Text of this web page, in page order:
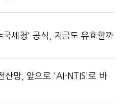
국세청' 공식, 지금도 유효할까
산망, 앞으로 'AI-NTIS'로 바